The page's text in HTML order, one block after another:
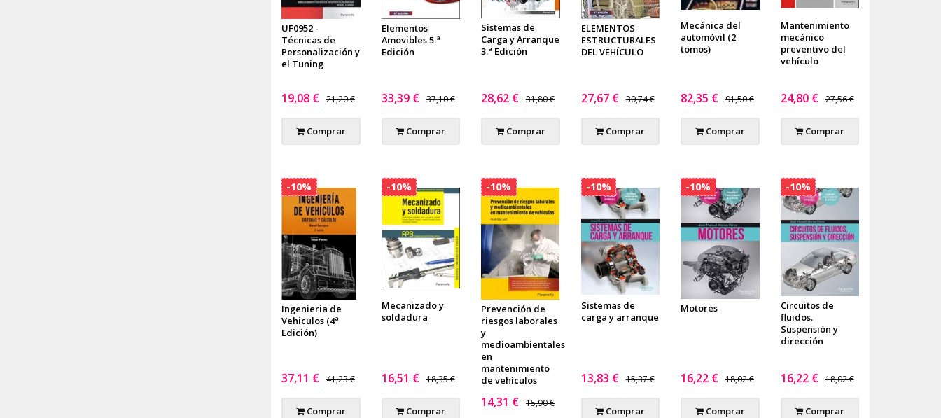
UF0952 -
Técnicas de
Personalización y
el Tuning
19,08 € 21,20 €
Comprar
Elementos
Amovibles 5.ª
Edición
33,39 € 37,10 €
Comprar
Sistemas de
Carga y Arranque
3.ª Edición
28,62 € 31,80 €
Comprar
ELEMENTOS
ESTRUCTURALES
DEL VEHÍCULO
27,67 € 30,74 €
Comprar
Mecánica del
automóvil (2
tomos)
82,35 € 91,50 €
Comprar
Mantenimiento
mecánico
preventivo del
vehículo
24,80 € 27,56 €
Comprar
Ingenieria de
Vehiculos (4ª
Edición)
37,11 € 41,23 €
Comprar
-10%
Mecanizado y
soldadura
16,51 € 18,35 €
Comprar
-10%
Prevención de
riesgos laborales
y
medioambientales
en
mantenimiento
de vehículos
14,31 € 15,90 €
-10%
Sistemas de
carga y arranque
13,83 € 15,37 €
Comprar
-10%
Motores
16,22 € 18,02 €
Comprar
-10%
Circuitos de
fluidos.
Suspensión y
dirección
16,22 € 18,02 €
Comprar
-10%